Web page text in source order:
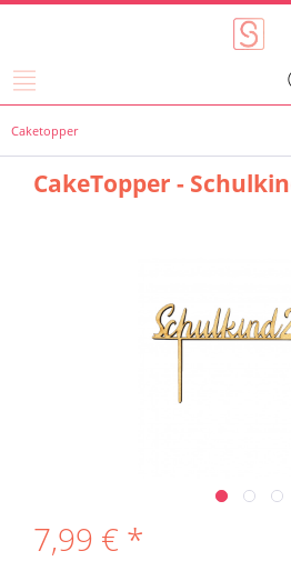
Caketopper
CakeTopper -
7,99 € *